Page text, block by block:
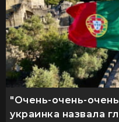
"Очень-очень-
украинка назвала